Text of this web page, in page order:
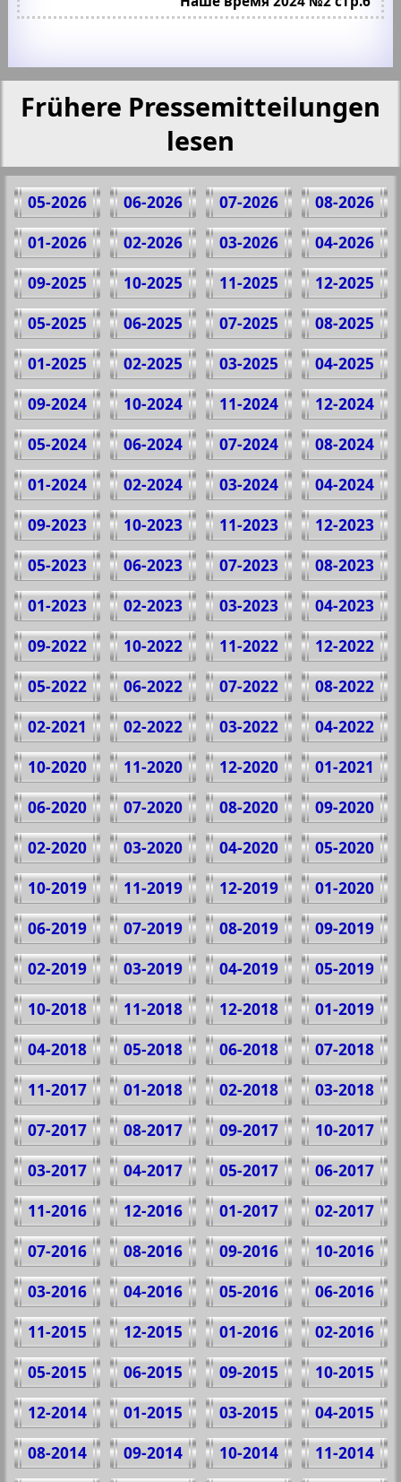
Frühere Pressemitteilungen
lesen
08-2026
07-2026
06-2026
05-2026
04-2026
03-2026
02-2026
01-2026
12-2025
11-2025
10-2025
09-2025
08-2025
07-2025
06-2025
05-2025
04-2025
03-2025
02-2025
01-2025
12-2024
11-2024
10-2024
09-2024
08-2024
07-2024
06-2024
05-2024
04-2024
03-2024
02-2024
01-2024
12-2023
11-2023
10-2023
09-2023
08-2023
07-2023
06-2023
05-2023
04-2023
03-2023
02-2023
01-2023
12-2022
11-2022
10-2022
09-2022
08-2022
07-2022
06-2022
05-2022
04-2022
03-2022
02-2022
02-2021
01-2021
12-2020
11-2020
10-2020
09-2020
08-2020
07-2020
06-2020
05-2020
04-2020
03-2020
02-2020
01-2020
12-2019
11-2019
10-2019
09-2019
08-2019
07-2019
06-2019
05-2019
04-2019
03-2019
02-2019
01-2019
12-2018
11-2018
10-2018
07-2018
06-2018
05-2018
04-2018
03-2018
02-2018
01-2018
11-2017
10-2017
09-2017
08-2017
07-2017
06-2017
05-2017
04-2017
03-2017
02-2017
01-2017
12-2016
11-2016
10-2016
09-2016
08-2016
07-2016
06-2016
05-2016
04-2016
03-2016
02-2016
01-2016
12-2015
11-2015
10-2015
09-2015
06-2015
05-2015
04-2015
03-2015
01-2015
12-2014
11-2014
10-2014
09-2014
08-2014